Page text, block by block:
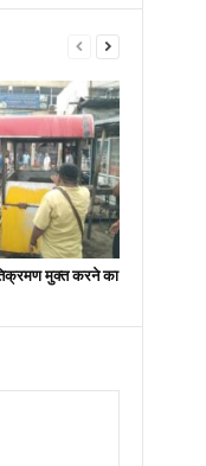
मुक्त करने का